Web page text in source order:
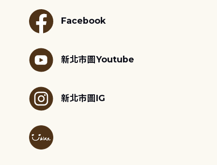
Facebook
新北市圖Youtube
新北市圖IG